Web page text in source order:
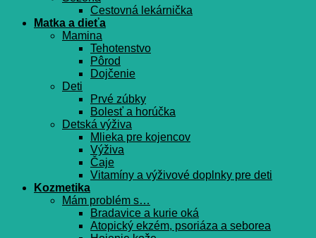
Cestovná lekárnička
Matka a dieťa
Mamina
Tehotenstvo
Pôrod
Dojčenie
Deti
Prvé zúbky
Bolesť a horúčka
Detská výživa
Mlieka pre kojencov
Výživa
Čaje
Vitamíny a výživové doplnky pre deti
Kozmetika
Mám problém s…
Bradavice a kurie oká
Atopický ekzém, psoriáza a seborea